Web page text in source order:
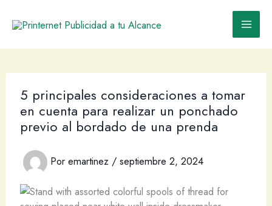
5 principales consideraciones a tomar
en cuenta para realizar un ponchado
previo al bordado de una prenda
Por emartinez / septiembre 2, 2024